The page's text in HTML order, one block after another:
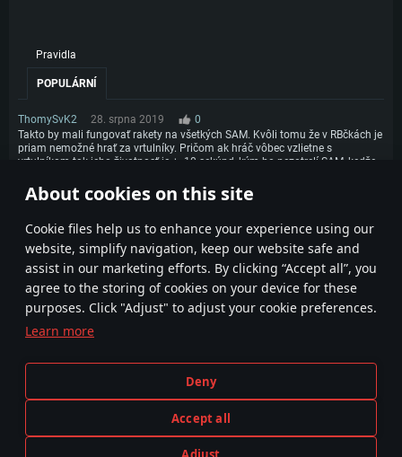
About cookies on this site
Сookie files help us to enhance your experience using our
website, simplify navigation, keep our website safe and
assist in our marketing efforts. By clicking “Accept all”, you
agree to the storing of cookies on your device for these
purposes. Click "Adjust" to adjust your cookie preferences.
Learn more
Deny
Accept all
Pravidla
POPULÁRNÍ
ThomySvK2 28. srpna 2019
0
Takto by mali fungovať rakety na všetkých SAM. Kvôli tomu že v RBčkách je
priam nemožné hrať za vrtulníky. Pričom ak hráč vôbec vzlietne s
vrtulníkom tak jeho životnosť je +- 10 sekúnd, kým ho nezotrelí SAM, kedže
hra nedá možnoť si za daný stroj zahrať.
Smluvní podmínky
Pravidla soukromí
Nastavení souborů cookie